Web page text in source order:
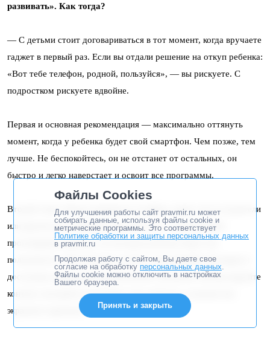
развивать». Как тогда?
— С детьми стоит договариваться в тот момент, когда вручаете
гаджет в первый раз. Если вы отдали решение на откуп ребенка:
«Вот тебе телефон, родной, пользуйся», — вы рискуете. С
подростком рискуете вдвойне.
Первая и основная рекомендация — максимально оттянуть
момент, когда у ребенка будет свой смартфон. Чем позже, тем
лучше. Не беспокойтесь, он не отстанет от остальных, он
быстро и легко наверстает и освоит все программы.
Второй совет. Когда появляется телефон, дарят ли его родители
или другие родственники, вручайте его с инструкцией,
проговаривая правила, по которым ребенок будет им
пользоваться. Для младших детей устанавливайте функции и
доступные программы родительского контроля. Контролируйте
контент, который употребляет ваш ребенок, и количество
экранного времени.
Файлы Cookies
Для улучшения работы сайт pravmir.ru может
собирать данные, используя файлы cookie и
метрические программы. Это соответствует
Политике обработки и защиты персональных данных
в pravmir.ru
Продолжая работу с сайтом, Вы даете свое
согласие на обработку персональных данных.
Файлы cookie можно отключить в настройках
Вашего браузера.
Принять и закрыть